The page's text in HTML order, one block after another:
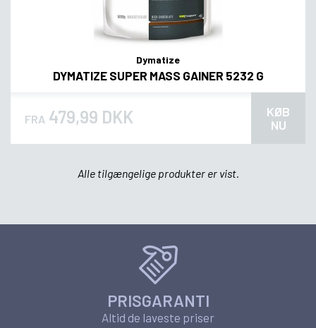
Dymatize
DYMATIZE SUPER MASS GAINER 5232 G
FRA 479,99 DKK
KØB
NU
Alle tilgængelige produkter er vist.
PRISGARANTI
Altid de laveste priser